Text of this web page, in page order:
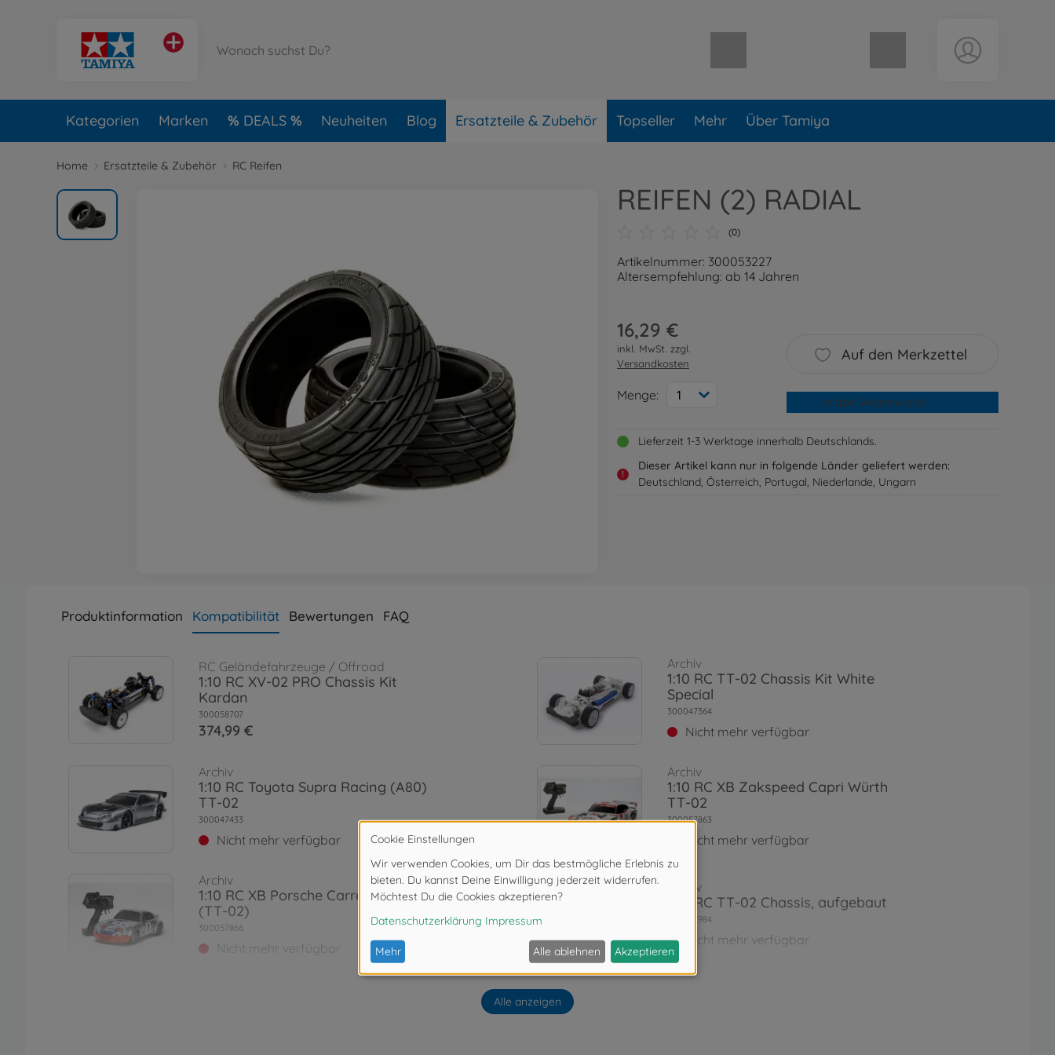
Warenkorb leer
Kategorien Marken DEALS Neuheiten Blog Ersatzteile & Zubehör Topseller Mehr Über Tamiya
Home Ersatzteile & Zubehör RC Reifen
REIFEN (2) RADIAL
(0)
Artikelnummer: 300053227
Altersempfehlung: ab 14 Jahren
16,29 €
inkl. MwSt. zzgl.
Versandkosten
Menge: 1
Auf den Merkzettel
In den Warenkorb
Lieferzeit 1-3 Werktage innerhalb Deutschlands.
!
Dieser Artikel kann nur in folgende Länder geliefert werden:
Deutschland, Österreich, Portugal, Niederlande, Ungarn
Produktinformation Kompatibilität Bewertungen FAQ
RC Geländefahrzeuge / Offroad
1:10 RC XV-02 PRO Chassis Kit
Kardan
300058707
374,99 €
Archiv
1:10 RC TT-02 Chassis Kit White
Special
300047364
Nicht mehr verfügbar
Archiv
1:10 RC Toyota Supra Racing (A80)
TT-02
300047433
Nicht mehr verfügbar
Archiv
1:10 RC XB Zakspeed Capri Würth
TT-02
300057863
Nicht mehr verfügbar
Archiv
1:10 RC XB Porsche Carrera RSR
(TT-02)
300057866
Nicht mehr verfügbar
Archiv
1:10 RC TT-02 Chassis, aufgebaut
300057984
Nicht mehr verfügbar
Alle anzeigen